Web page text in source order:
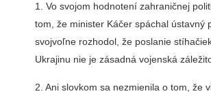
1. Vo svojom hodnotení zahraničnej
tom, že minister Káčer spáchal ústavný
svojvoľne rozhodol, že poslanie
Ukrajinu nie je zásadná vojenská
2. Ani slovkom sa nezmienila o tom, že